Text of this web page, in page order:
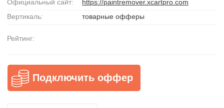
Официальный сайт:
https://paintremover.xcartpro.com
Вертикаль:
товарные офферы
Рейтинг:
Подключить оффер